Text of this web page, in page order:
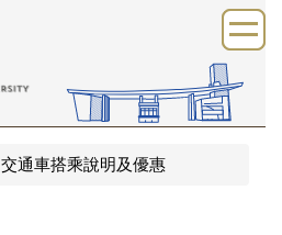
交通車搭乘說明及優惠